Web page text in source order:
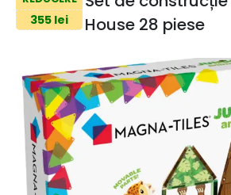
355 lei
House 28 piese